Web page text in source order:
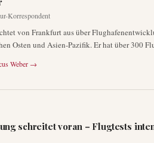
Korrespondent
von Frankfurt aus über
Osten und Asien-Pazifik. Er hat über 300
Weber →
schreitet voran – Flugtests